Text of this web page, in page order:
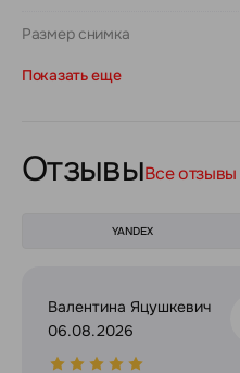
Размер снимка
Показать еще
ОтзывыВсе отзывы
YANDEX
Валентина Яцушкевич
06.08.2026